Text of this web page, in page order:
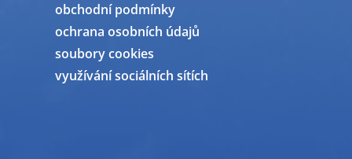
obchodní podmínky
ochrana osobních údajů
soubory cookies
využívání sociálních sítích